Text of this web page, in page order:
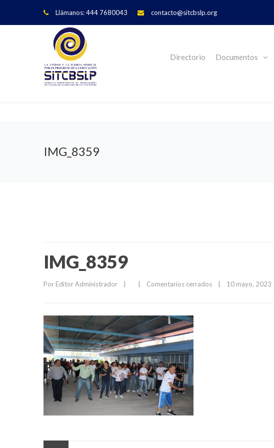
Llámanos: 444 7680043 contacto@sitcbslp.org
Directorio Documentos
IMG_8359
IMG_8359
Por Editor Administrador | | Comentarios cerrados | 10 mayo, 2023